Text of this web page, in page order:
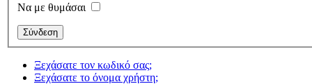
Να με θυμάσαι
Ξεχάσατε τον κωδικό σας;
Ξεχάσατε το όνομα χρήστη;